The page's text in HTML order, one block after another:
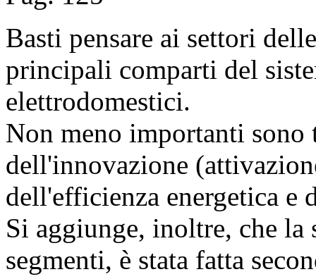
Basti pensare ai settori
principali comparti del
elettrodomestici.
Non meno importanti
dell'innovazione
dell'efficienza energetica e
Si aggiunge, inoltre, che
segmenti, è stata fatta